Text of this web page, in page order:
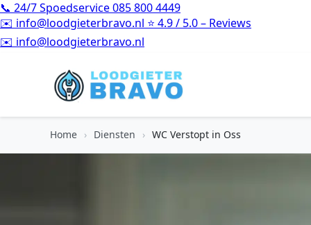
📞 24/7 Spoedservice085 800 4449
✉️ info@loodgieterbravo.nl ⭐ 4.9 / 5.0 – Reviews
⭐4.9 / 5.0 – Reviews
Home › Diensten › WC Verstopt in Oss